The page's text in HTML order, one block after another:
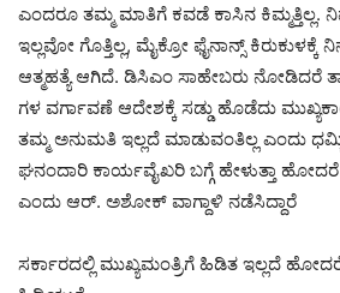
ಎಂದರೂ ತಮ್ಮ ಮಾತಿಗೆ ಕವಡೆ ಕಾಸಿನ
ಇಲ್ಲವೋ ಗೊತ್ತಿಲ್ಲ, ಮೈಕ್ರೋ ಫೈನಾನ್ಸ್
ಆತ್ಮಹತ್ಯೆ ಆಗಿದೆ. ಡಿಸಿಎಂ ಸಾಹೇಬರು
ಗಳ ವರ್ಗಾವಣೆ ಆದೇಶಕ್ಕೆ ಸಡ್ಡು ಹೊಡೆದು
ತಮ್ಮ ಅನುಮತಿ ಇಲ್ಲದೆ ಮಾಡುವಂತಿಲ್ಲ ಎಂದು ಧಮ್ಕಿ
ಘನಂದಾರಿ ಕಾರ್ಯವೈಖರಿ ಬಗ್ಗೆ ಹೇಳುತ್ತಾ
ಎಂದು ಆರ್.‌ ಅಶೋಕ್ ವಾಗ್ದಾಳಿ ನಡೆಸಿದ್ದಾರೆ
ಸರ್ಕಾರದಲ್ಲಿ ಮುಖ್ಯಮಂತ್ರಿಗೆ ಹಿಡಿತ ಇಲ್ಲದೆ